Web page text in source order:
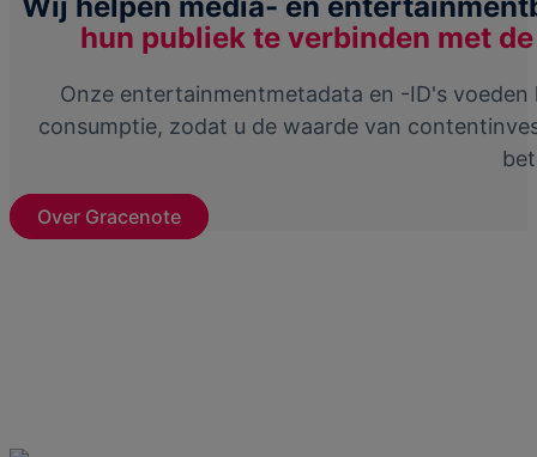
hun publiek te verbinden met
Onze entertainmentmetadata en -ID's
consumptie, zodat u de waarde van
Over Gracenote